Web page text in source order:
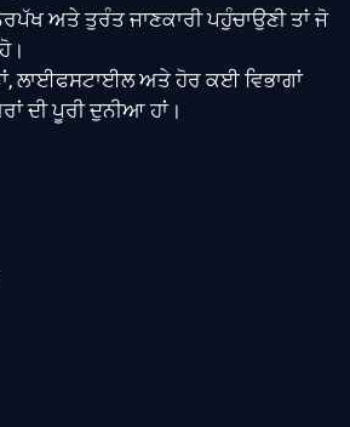
ਅਤੇ ਤੁਰੰਤ ਜਾਣਕਾਰੀ ਪਹੁੰਚਾਉਣੀ ਤਾਂ ਜੋ
ਲਾਈਫਸਟਾਈਲ ਅਤੇ ਹੋਰ ਕਈ ਵਿਭਾਗਾਂ
ਦੀ ਪੂਰੀ ਦੁਨੀਆ ਹਾਂ।